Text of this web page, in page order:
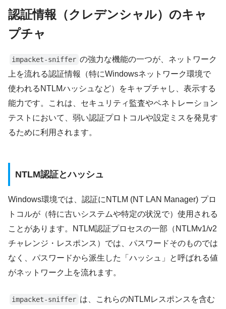
認証情報（クレデンシャル）のキャ
プチャ
impacket-sniffer の強力な機能の一つが、ネットワーク
上を流れる認証情報（特にWindowsネットワーク環境で
使われるNTLMハッシュなど）をキャプチャし、表示する
能力です。これは、セキュリティ監査やペネトレーション
テストにおいて、弱い認証プロトコルや設定ミスを発見す
るために利用されます。
NTLM認証とハッシュ
Windows環境では、認証にNTLM (NT LAN Manager) プロ
トコルが（特に古いシステムや特定の状況で）使用される
ことがあります。NTLM認証プロセスの一部（NTLMv1/v2
チャレンジ・レスポンス）では、パスワードそのものでは
なく、パスワードから派生した「ハッシュ」と呼ばれる値
がネットワーク上を流れます。
impacket-sniffer は、これらのNTLMレスポンスを含む